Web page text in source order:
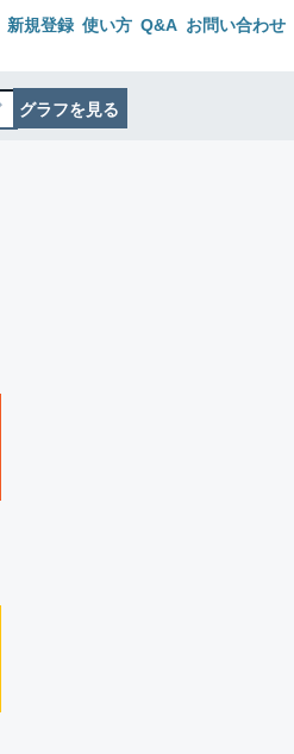
新規登録 使い方 Q&A お問い合わせ
グラフを見る